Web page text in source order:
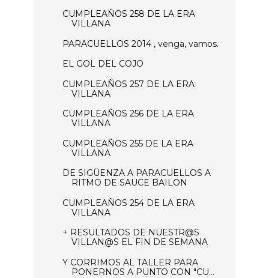
CUMPLEAÑOS 258 DE LA ERA
VILLANA
PARACUELLOS 2014 , venga, vamos.
EL GOL DEL COJO
CUMPLEAÑOS 257 DE LA ERA
VILLANA
CUMPLEAÑOS 256 DE LA ERA
VILLANA
CUMPLEAÑOS 255 DE LA ERA
VILLANA
DE SIGÜENZA A PARACUELLOS A
RITMO DE SAUCE BAILON
CUMPLEAÑOS 254 DE LA ERA
VILLANA
+ RESULTADOS DE NUESTR@S
VILLAN@S EL FIN DE SEMANA
Y CORRIMOS AL TALLER PARA
PONERNOS A PUNTO CON "CU...